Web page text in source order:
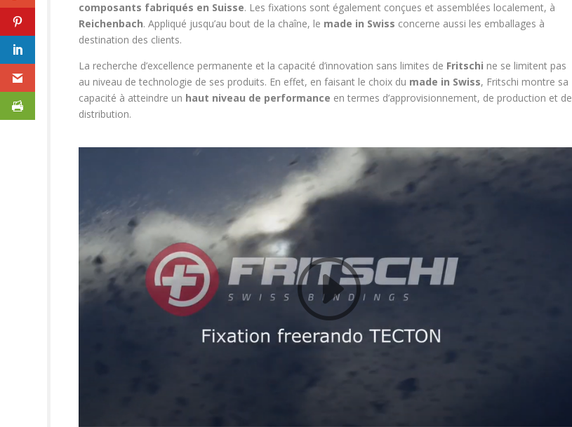
composants fabriqués en Suisse. Les fixations sont également conçues et assemblées localement, à
Reichenbach. Appliqué jusqu’au bout de la chaîne, le made in Swiss concerne aussi les emballages à
destination des clients.
La recherche d’excellence permanente et la capacité d’innovation sans limites de Fritschi ne se limitent pas
au niveau de technologie de ses produits. En effet, en faisant le choix du made in Swiss, Fritschi montre sa
capacité à atteindre un haut niveau de performance en termes d’approvisionnement, de production et de
distribution.